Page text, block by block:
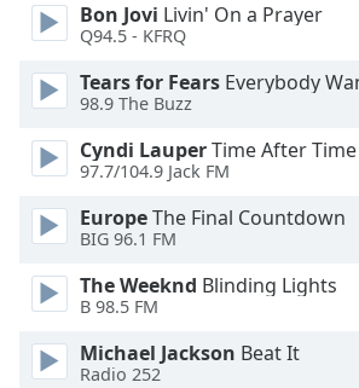
Dialog
End
dialog
Bon Jovi Livin' On a Prayer
Q94.5 - KFRQ
Tears for Fears Everybody
98.9 The Buzz
Cyndi LauperTime After Time
97.7/104.9 Jack FM
EuropeThe Final Countdown
BIG 96.1 FM
The Weeknd Blinding Lights
B 98.5 FM
Michael Jackson Beat It
Radio 252